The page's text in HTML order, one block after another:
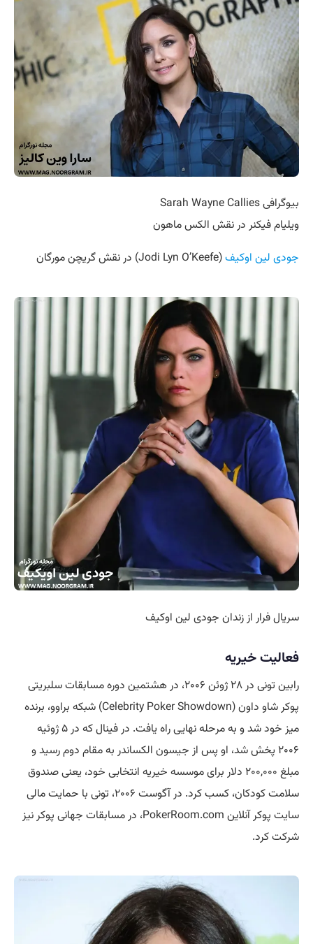
بیوگرافی Sarah Wayne Callies
ویلیام فیکنر در نقش الکس ماهون
جودی لین اوکیف(Jodi Lyn O’Keefe) در نقش گریچن مورگان
سریال فرار از زندان جودی لین اوکیف
فعالیت خیریه
رابین تونی در ۲۸ ژوئن ۲۰۰۶، در هشتمین دوره مسابقات سلبریتی
پوکر شاو داون (Celebrity Poker Showdown) شبکه براوو، برنده
میز خود شد و به مرحله نهایی راه یافت. در فینال که در ۵ ژوئیه
۲۰۰۶ پخش شد، او پس از جیسون الکساندر به مقام دوم رسید و
مبلغ ۲۰۰,۰۰۰ دلار برای موسسه خیریه انتخابی خود، یعنی صندوق
سلامت کودکان، کسب کرد. در آگوست ۲۰۰۶، تونی با حمایت مالی
سایت پوکر آنلاین PokerRoom.com، در مسابقات جهانی پوکر نیز
شرکت کرد.